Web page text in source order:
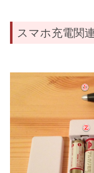
スマホ充電関連